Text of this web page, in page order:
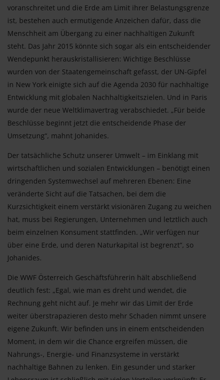
voranschreitet und die Erde am Limit ihrer Belastungsgrenze
ist, bestehen auch ermutigende Anzeichen dafür, dass die
Menschheit am Übergang zu einer nachhaltigen Zukunft
steht. Das Jahr 2015 könnte sich sogar als ein entscheidender
Wendepunkt herauskristallisieren: Wichtige Beschlüsse
wurden von der Staatengemeinschaft gefasst, der UN-Gipfel
in New York einigte sich auf die Agenda 2030 für nachhaltige
Entwicklung mit globalen Nachhaltigkeitszielen. Und in Paris
wurde der neue Weltklimavertrag verabschiedet. „Für beide
Beschlüsse beginnt jetzt die entscheidende Phase der
Umsetzung“, mahnt Johanides.
Der tatsächliche Schutz unserer Umwelt – im Einklang mit
wirtschaftlichen und sozialen Entwicklungen – benötigt einen
dringenden Systemwechsel auf mehreren Ebenen: Eine
veränderte Sicht auf die Tatsachen, bei dem die
Kurzsichtigkeit einem verstärkt visionären Zugang zu weichen
hat, muss bei Regierungen, Unternehmen und letztlich auch
beim einzelnen Konsument stattfinden. „Wir verfügen nur
über eine Erde, und deren Naturkapital ist begrenzt“, so
Johanides.
Die WWF Österreich Geschäftsführerin hält abschließend
deutlich fest: „Egal, wie man es dreht und wendet, die
Rechnung geht nicht auf. Je mehr wir das Limit der Erde
weiter überstrapazieren desto mehr Schaden nimmt unsere
eigene Zukunft. Wir befinden uns in einem entscheidenden
Moment, in dem wir die Chance ergreifen müssen, die
Nahrungs-, Energie- und Finanzsysteme in verstärkt
nachhaltige Bahnen zu lenken. Ein gesunder und starker